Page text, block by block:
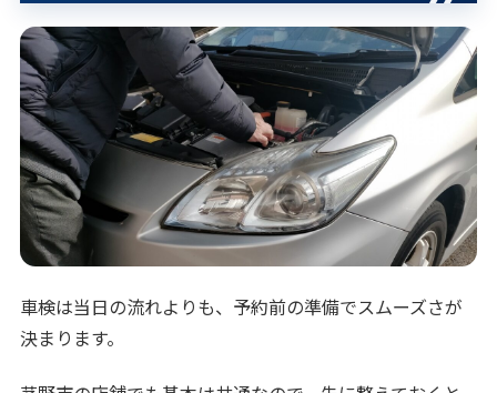
車検は当日の流れよりも、予約前の準備でスムーズさが
決まります。